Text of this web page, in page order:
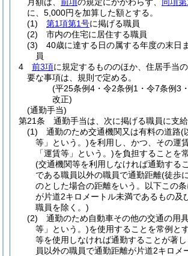
に、5,000円を加算した額とする。
(1)
第1項第1号に掲げる職員
(2)
市内の住宅に居住する職員
(3)
40歳に達する日の属する年度の末日
員
4
前3項に規定するもののほか、住居手当
要な事項は、規則で定める。
(平25条例4・令2条例1・令7条例3
改正)
(通勤手当)
第21条
通勤手当は、次に掲げる職員に支給
(1)
通勤のため交通機関又は有料の道路(
等」という。)を利用し、かつ、その運
「運賃等」という。)を負担することを
(交通機関等を利用しなければ通勤する
である職員以外の職員で通勤距離(徒歩
のとした場合の距離をいう。以下この
が片道2キロメートル未満であるもの及
職員を除く。)
(2)
通勤のため自動車その他の交通の用
等」という。)を使用することを常例と
等を使用しなければ通勤することが著
員以外の職員で通勤距離が片道2キロメ